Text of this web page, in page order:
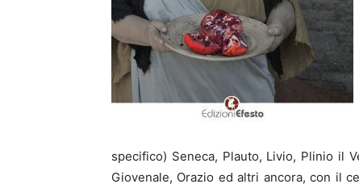
specifico) Seneca, Plauto, Livio, Plinio il
Giovenale, Orazio ed altri ancora, con il